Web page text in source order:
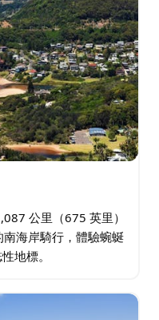
公里（675 英里）
海岸騎行，體驗蜿蜒
地標。